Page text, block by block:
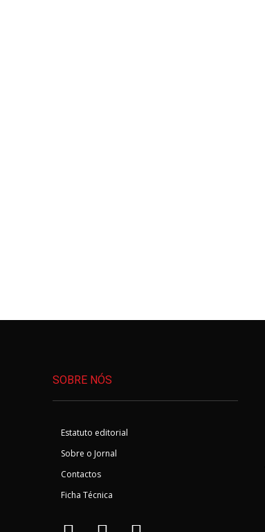
SOBRE NÓS
Estatuto editorial
Sobre o Jornal
Contactos
Ficha Técnica